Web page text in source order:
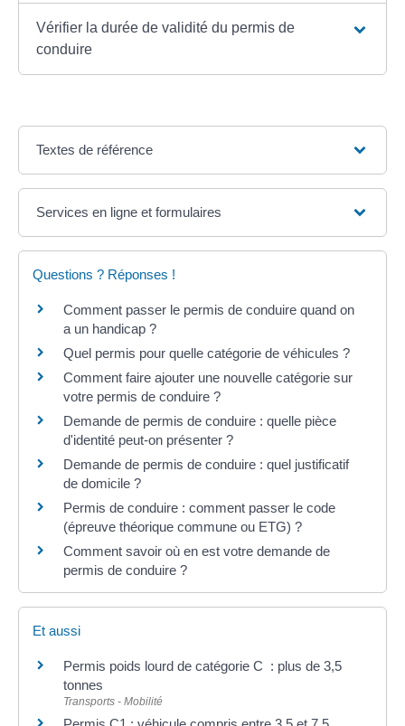
Vérifier la durée de validité du permis de
conduire
Textes de référence
Services en ligne et formulaires
Questions ? Réponses !
Comment passer le permis de conduire quand on
a un handicap ?
Quel permis pour quelle catégorie de véhicules ?
Comment faire ajouter une nouvelle catégorie sur
votre permis de conduire ?
Demande de permis de conduire : quelle pièce
d'identité peut-on présenter ?
Demande de permis de conduire : quel justificatif
de domicile ?
Permis de conduire : comment passer le code
(épreuve théorique commune ou ETG) ?
Comment savoir où en est votre demande de
permis de conduire ?
Et aussi
Permis poids lourd de catégorie C : plus de 3,5
tonnes
Transports - Mobilité